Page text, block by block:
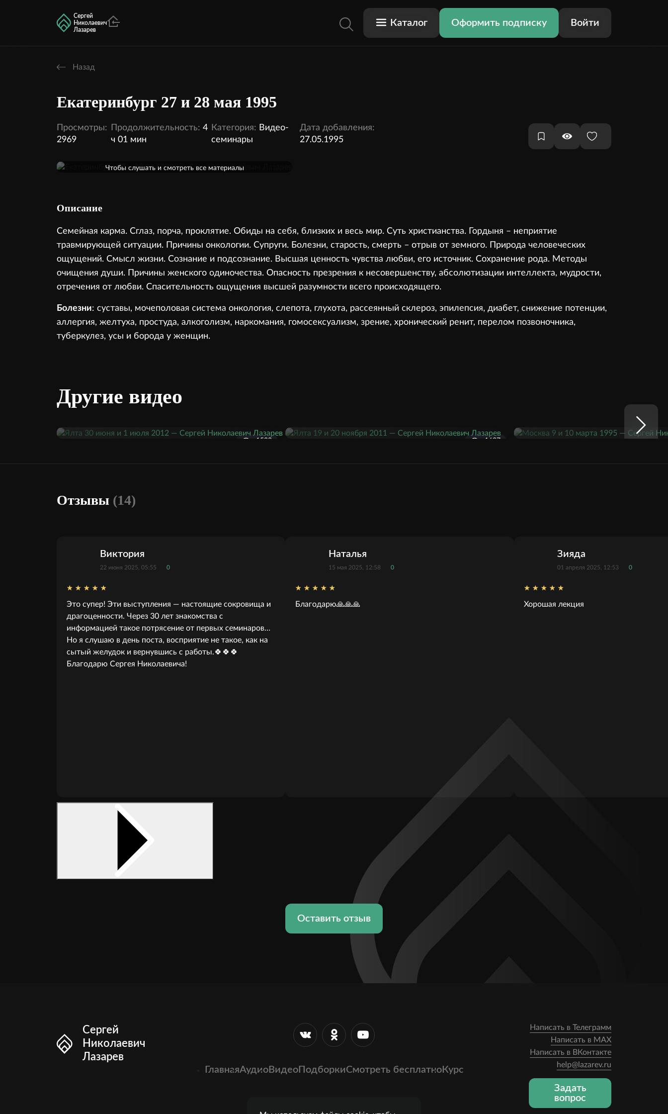
Сергей
Николаевич
Лазарев
Каталог Оформить подписку Войти
Назад
Екатеринбург 27 и 28 мая 1995
Просмотры:
2969
Продолжительность: 4
ч 01 мин
Категория: Видео-
семинары
Дата добавления:
27.05.1995
Оформить подписку
Чтобы слушать и смотреть все материалы
Описание
Семейная карма. Сглаз, порча, проклятие. Обиды на себя, близких и весь мир. Суть христианства. Гордыня – неприятие
травмирующей ситуации. Причины онкологии. Супруги. Болезни, старость, смерть – отрыв от земного. Природа человеческих
ощущений. Смысл жизни. Сознание и подсознание. Высшая ценность чувства любви, его источник. Сохранение рода. Методы
очищения души. Причины женского одиночества. Опасность презрения к несовершенству, абсолютизации интеллекта, мудрости,
отречения от любви. Спасительность ощущения высшей разумности всего происходящего.
Болезни: суставы, мочеполовая система онкология, слепота, глухота, рассеянный склероз, эпилепсия, диабет, снижение потенции,
аллергия, желтуха, простуда, алкоголизм, наркомания, гомосексуализм, зрение, хронический ренит, перелом позвоночника,
туберкулез, усы и борода у женщин.
Другие видео
1520 1627
Отзывы (14)
Виктория
22 июня 2025, 05:55 0
Это супер! Эти выступления — настоящие сокровища и
драгоценности. Через 30 лет знакомства с
информацией такое потрясение от первых семинаров…
Но я слушаю в день поста, восприятие не такое, как на
сытый желудок и вернувшись с работы.🍀🍀🍀
Благодарю Сергея Николаевича!
Наталья
15 мая 2025, 12:58 0
Благодарю🙏🙏🙏
Зияда
01 апреля 2025, 12:53 0
Хорошая лекция
Оставить отзыв
Сергей
Николаевич
Лазарев
ГлавнаяАудиоВидеоПодборкиСмотреть бесплатноКурс
Написать в Телеграмм
Написать в MAX
Написать в ВКонтакте
help@lazarev.ru
Задать
вопрос